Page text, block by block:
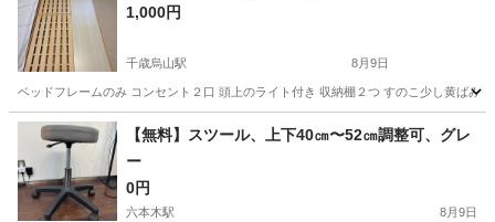
1,000円
千歳烏山駅 8月9日
ベッドフレームのみ コンセント２口 頭上のライト付き 収納棚２つ すのこ少し黄ばみ
東京 世田谷区 千歳烏山駅 ベッド
【無料】スツール、上下40㎝〜52㎝調整可、グレ
ー
0円
六本木駅 8月9日